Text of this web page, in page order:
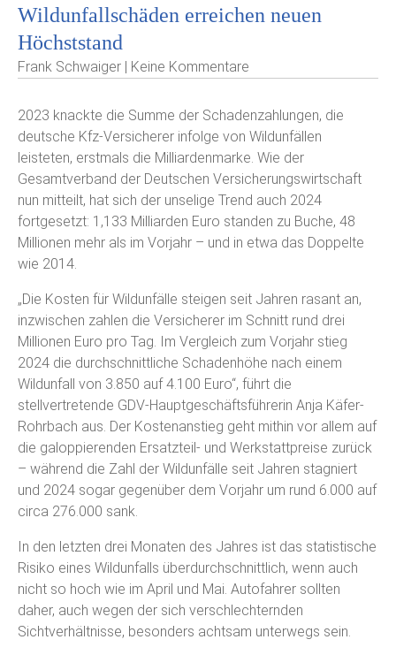
Wildunfallschäden erreichen neuen
Höchststand
Frank Schwaiger | Keine Kommentare
2023 knackte die Summe der Schadenzahlungen, die
deutsche Kfz-Versicherer infolge von Wildunfällen
leisteten, erstmals die Milliardenmarke. Wie der
Gesamtverband der Deutschen Versicherungswirtschaft
nun mitteilt, hat sich der unselige Trend auch 2024
fortgesetzt: 1,133 Milliarden Euro standen zu Buche, 48
Millionen mehr als im Vorjahr – und in etwa das Doppelte
wie 2014.
„Die Kosten für Wildunfälle steigen seit Jahren rasant an,
inzwischen zahlen die Versicherer im Schnitt rund drei
Millionen Euro pro Tag. Im Vergleich zum Vorjahr stieg
2024 die durchschnittliche Schadenhöhe nach einem
Wildunfall von 3.850 auf 4.100 Euro“, führt die
stellvertretende GDV-Hauptgeschäftsführerin Anja Käfer-
Rohrbach aus. Der Kostenanstieg geht mithin vor allem auf
die galoppierenden Ersatzteil- und Werkstattpreise zurück
– während die Zahl der Wildunfälle seit Jahren stagniert
und 2024 sogar gegenüber dem Vorjahr um rund 6.000 auf
circa 276.000 sank.
In den letzten drei Monaten des Jahres ist das statistische
Risiko eines Wildunfalls überdurchschnittlich, wenn auch
nicht so hoch wie im April und Mai. Autofahrer sollten
daher, auch wegen der sich verschlechternden
Sichtverhältnisse, besonders achtsam unterwegs sein.